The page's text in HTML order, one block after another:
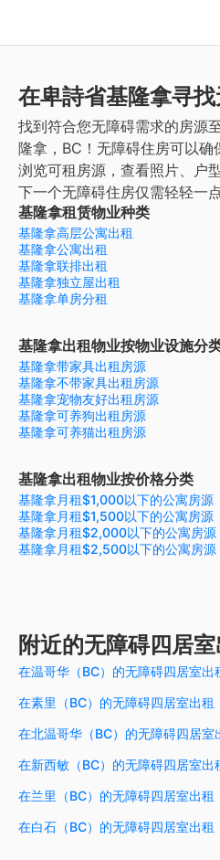
在卑詩省基隆拿寻
找到符合您无障碍需求的房源
隆拿，BC！无障碍住房可以确
浏览可租房源，查看照片、户
下一个无障碍住房仅需轻轻一点
基隆拿租赁物业种类
基隆拿高层公寓出租
基隆拿公寓出租
基隆拿联排出租
基隆拿独立屋出租
基隆拿单房分租
基隆拿出租物业按物业设施分
基隆拿带家具出租房源
基隆拿不带家具出租房源
基隆拿宠物友好出租房源
基隆拿可养狗出租房源
基隆拿可养猫出租房源
基隆拿出租物业按价格分类
基隆拿月租$1,000以下的公寓房源
基隆拿月租$1,500以下的公寓房源
基隆拿月租$2,000以下的公寓房源
基隆拿月租$2,500以下的公寓房源
附近的无障碍四居
在温哥华（BC）的无障碍四居室出
在素里（BC）的无障碍四居室出租
在北温哥华（BC）的无障碍四居室
在新西敏（BC）的无障碍四居室出
在兰里（BC）的无障碍四居室出租
在白石（BC）的无障碍四居室出租